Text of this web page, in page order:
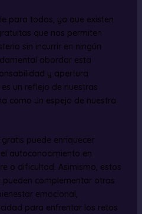
para todos, ya que existen
que nos permiten
sin incurrir en ningún
abordar esta
y apertura
un reflejo de nuestras
como un espejo de nuestra
puede enriquecer
autoconocimiento en
o dificultad. Asimismo, estos
complementar otras
emocional,
para enfrentar los retos